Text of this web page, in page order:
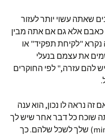
שאתה עשוי יותר לעזור
אלא גם אם אתה מבין
"לקיחת תפקיד" או
את עצמם בנעלי
להם עזרה," לפי החוקרים
אדם האם זה נראה לו נכון, הוא ענה
שוכח כל דבר אחר שיש לך
בראש, ואז אתה הופך את השכל (mind) שלך לשכל שלהם. כך